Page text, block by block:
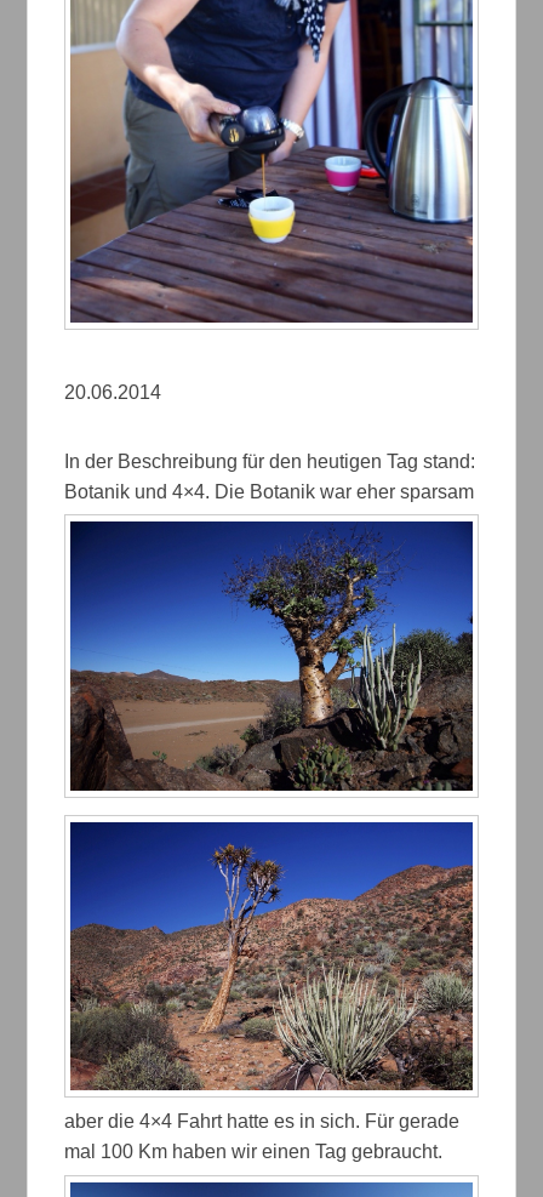
20.06.2014
In der Beschreibung für den heutigen Tag stand:
Botanik und 4×4. Die Botanik war eher sparsam
aber die 4×4 Fahrt hatte es in sich. Für gerade
mal 100 Km haben wir einen Tag gebraucht.